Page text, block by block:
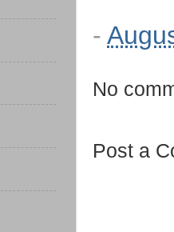
-
No
Post a